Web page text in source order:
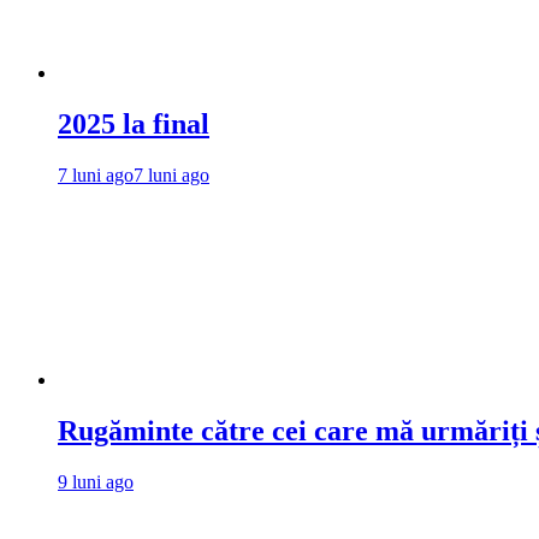
2025 la final
7 luni ago7 luni ago
Rugăminte către cei care mă urmăriți
9 luni ago